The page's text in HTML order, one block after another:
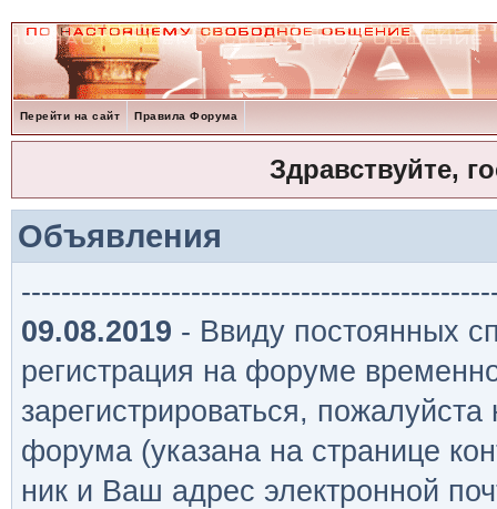
Перейти на сайт Правила Форума
Здравствуйте,
Объявления
09.08.2019 - Ввиду постоянных
регистрация на форуме
зарегистрироваться,
форума (указана на странице
ник и Ваш адрес электронной